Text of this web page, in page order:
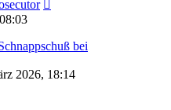
bei
2026, 18:14